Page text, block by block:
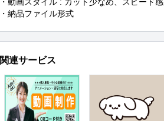
・納品ファイル形式
関連サービス